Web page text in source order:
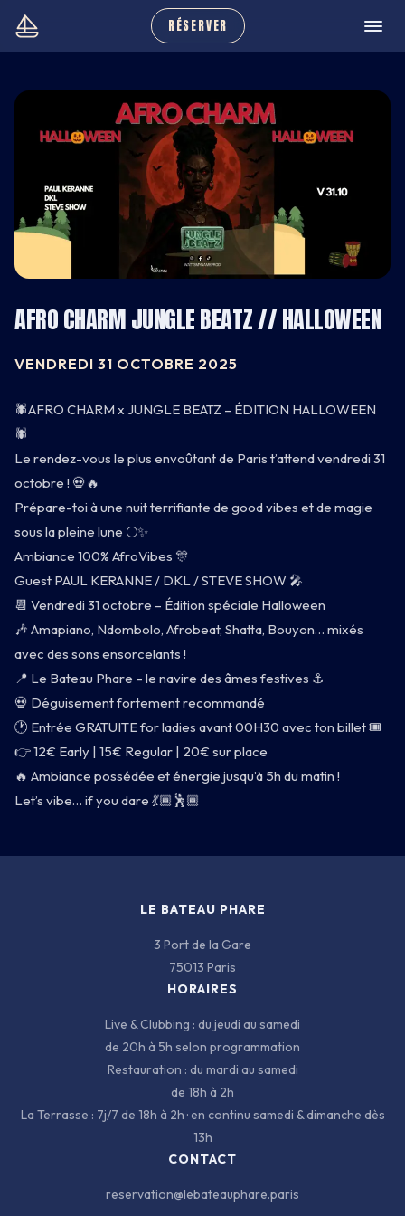
RÉSERVER
CARNET
BATEAU
CARTE
INFOS
AFRO CHARM JUNGLE BEATZ // HALLOWEEN
VENDREDI 31 OCTOBRE 2025
🕷️AFRO CHARM x JUNGLE BEATZ – ÉDITION HALLOWEEN
🕷️
Le rendez-vous le plus envoûtant de Paris t’attend vendredi 31
octobre ! 💀🔥
Prépare-toi à une nuit terrifiante de good vibes et de magie
sous la pleine lune 🌕✨
Ambiance 100% AfroVibes 🎊
Guest PAUL KERANNE / DKL / STEVE SHOW 🎤
📆 Vendredi 31 octobre – Édition spéciale Halloween
🎶 Amapiano, Ndombolo, Afrobeat, Shatta, Bouyon… mixés
avec des sons ensorcelants !
📍 Le Bateau Phare – le navire des âmes festives ⚓
💀 Déguisement fortement recommandé
🕐 Entrée GRATUITE for ladies avant 00H30 avec ton billet 🎟️
👉 12€ Early | 15€ Regular | 20€ sur place
🔥 Ambiance possédée et énergie jusqu’à 5h du matin !
Let’s vibe… if you dare 💃🏾🕺🏾
LE BATEAU PHARE
3 Port de la Gare
75013 Paris
HORAIRES
Live & Clubbing : du jeudi au samedi
de 20h à 5h selon programmation
Restauration : du mardi au samedi
de 18h à 2h
La Terrasse : 7j/7 de 18h à 2h · en continu samedi & dimanche dès
13h
CONTACT
reservation@lebateauphare.paris